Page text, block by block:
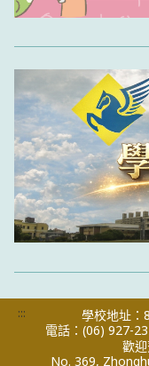
:::
學校地址：
電話：(06) 927-
歡
No. 369,